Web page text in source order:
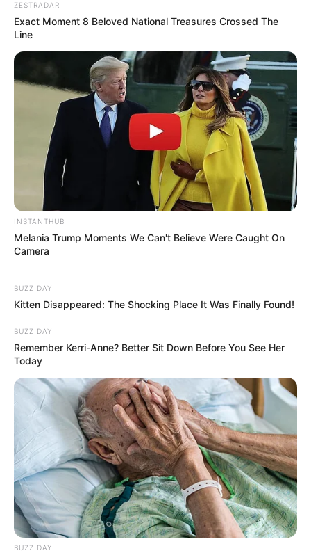
ZESTRADAR
Exact Moment 8 Beloved National Treasures Crossed The
Line
INSTANTHUB
Melania Trump Moments We Can't Believe Were Caught On
Camera
BUZZ DAY
Kitten Disappeared: The Shocking Place It Was Finally Found!
BUZZ DAY
Remember Kerri-Anne? Better Sit Down Before You See Her
Today
BUZZ DAY